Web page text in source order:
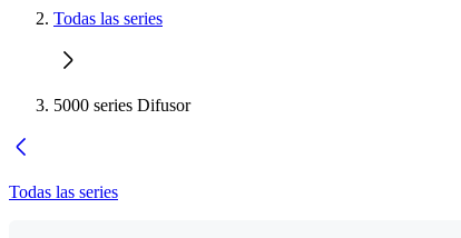
Todas las series
5000 series Difusor
Todas las series